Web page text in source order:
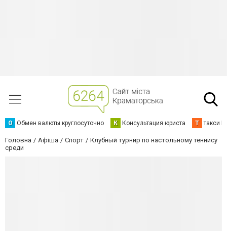
О Обмен валюты круглосуточно К Консультация юриста Т такси
Головна Афіша Спорт
Клубный турнир по настольному теннису
среди